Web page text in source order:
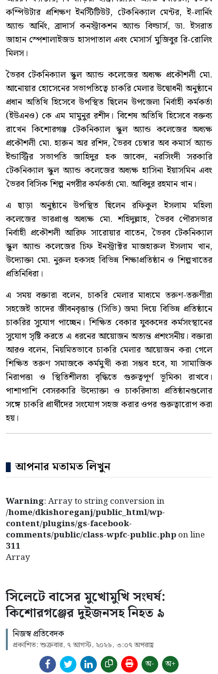
কম্পিউটার প্রশিক্ষণ ইনস্টিটিউট, টেকনিক্যাল মেন্টর, ই-লার্নিং
অ্যান্ড আর্নিং, ব্রাদার্স কনস্ট্রাকশন অ্যান্ড বিল্ডার্স, ডা. ইসরাত
জাহান স্পেশালাইজড হাসপাতাল এবং মেসার্স মুজিবুর রি-রোলিং
মিলস।
ভৈরব টেকনিক্যাল স্কুল অ্যান্ড কলেজের অধ্যক্ষ প্রকৌশলী মো.
আনোয়ার হোসেনের সভাপতিত্বে চাকরি মেলার উদ্বোধনী অনুষ্ঠানে
প্রধান অতিথি হিসেবে উপস্থিত ছিলেন উপজেলা নির্বাহী কর্মকর্তা
(ইউএনও) কে এম মামুনুর রশীদ। বিশেষ অতিথি হিসেবে বক্তব্য
রাখেন কিশোরগঞ্জ টেকনিক্যাল স্কুল অ্যান্ড কলেজের অধ্যক্ষ
প্রকৌশলী মো. হারুন অর রশিদ, ভৈরব চেম্বার অব কমার্স অ্যান্ড
ইন্ডাস্ট্রির সভাপতি জাহিদুর হক জাবেদ, নরসিংদী সরকারি
টেকনিক্যাল স্কুল অ্যান্ড কলেজের অধ্যক্ষ হাসিনা ইয়াসমিন এবং
ভৈরব বিসিক শিল্প নগরীর কর্মকর্তা মো. আবিদুর রহমান খান।
এ ছাড়া অনুষ্ঠানে উপস্থিত ছিলেন রফিকুল ইসলাম মহিলা
কলেজের ভারপ্রাপ্ত অধ্যক্ষ মো. শহিদুল্লাহ, ভৈরব পৌরসভার
নির্বাহী প্রকৌশলী আরিফ সারোয়ার বাতেন, ভৈরব টেকনিক্যাল
স্কুল অ্যান্ড কলেজের চিফ ইনস্ট্রাক্টর মাজহারুল ইসলাম খান,
উদ্যোক্তা মো. নুরুল হকসহ বিভিন্ন শিক্ষাপ্রতিষ্ঠান ও শিল্পখাতের
প্রতিনিধিরা।
এ সময় বক্তারা বলেন, চাকরি মেলার মাধ্যমে তরুণ-তরুণীরা
সহজেই তাদের জীবনবৃত্তান্ত (সিভি) জমা দিয়ে বিভিন্ন প্রতিষ্ঠানে
চাকরির সুযোগ পাচ্ছেন। শিক্ষিত বেকার যুবকদের কর্মসংস্থানের
সুযোগ সৃষ্টি করতে এ ধরনের আয়োজন অত্যন্ত প্রশংসনীয়। বক্তারা
আরও বলেন, নিয়মিতভাবে চাকরি মেলার আয়োজন করা গেলে
শিক্ষিত তরুণ সমাজকে কর্মমুখী করা সম্ভব হবে, যা সামাজিক
নিরাপত্তা ও স্থিতিশীলতা বৃদ্ধিতে গুরুত্বপূর্ণ ভূমিকা রাখবে।
পাশাপাশি বেসরকারি উদ্যোক্তা ও চাকরিদাতা প্রতিষ্ঠানগুলোর
সঙ্গে চাকরি প্রার্থীদের সংযোগ সহজ করার ওপর গুরুত্বারোপ করা
হয়।
আপনার মতামত লিখুন
Warning: Array to string conversion in
/home/dkishoreganj/public_html/wp-
content/plugins/gs-facebook-
comments/public/class-wpfc-public.phpon line
311
Array
সিলেটে বাসের মুখোমুখি সংঘর্ষ:
কিশোরগঞ্জের দুইজনসহ নিহত ৯
নিজস্ব প্রতিবেদক
প্রকাশিত: শুক্রবার, ৭ আগস্ট, ২০২৬, ৩:০৭ অপরাহ্ণ
অ- অ+